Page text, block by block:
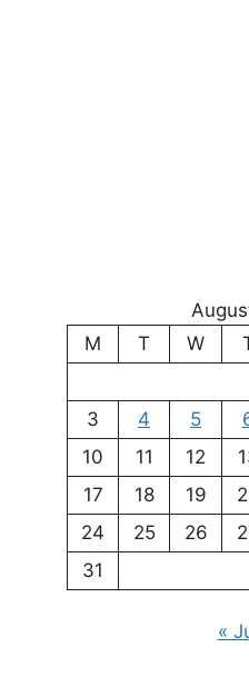
M
T W
3
4 5
10
11 12
17
18 19
24
25 26
31
«